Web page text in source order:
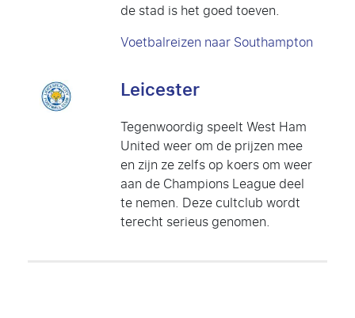
de stad is het goed toeven.
Voetbalreizen naar Southampton
Leicester
Tegenwoordig speelt West Ham
United weer om de prijzen mee
en zijn ze zelfs op koers om weer
aan de Champions League deel
te nemen. Deze cultclub wordt
terecht serieus genomen.